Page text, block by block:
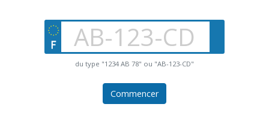
du type "1234 AB 78" ou "AB-123-CD"
Commencer